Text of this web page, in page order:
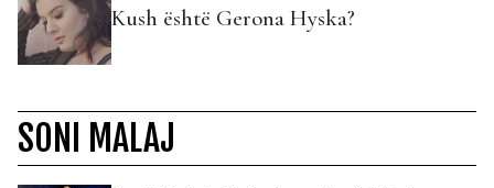
Kush është Gerona Hyska?
SONI MALAJ